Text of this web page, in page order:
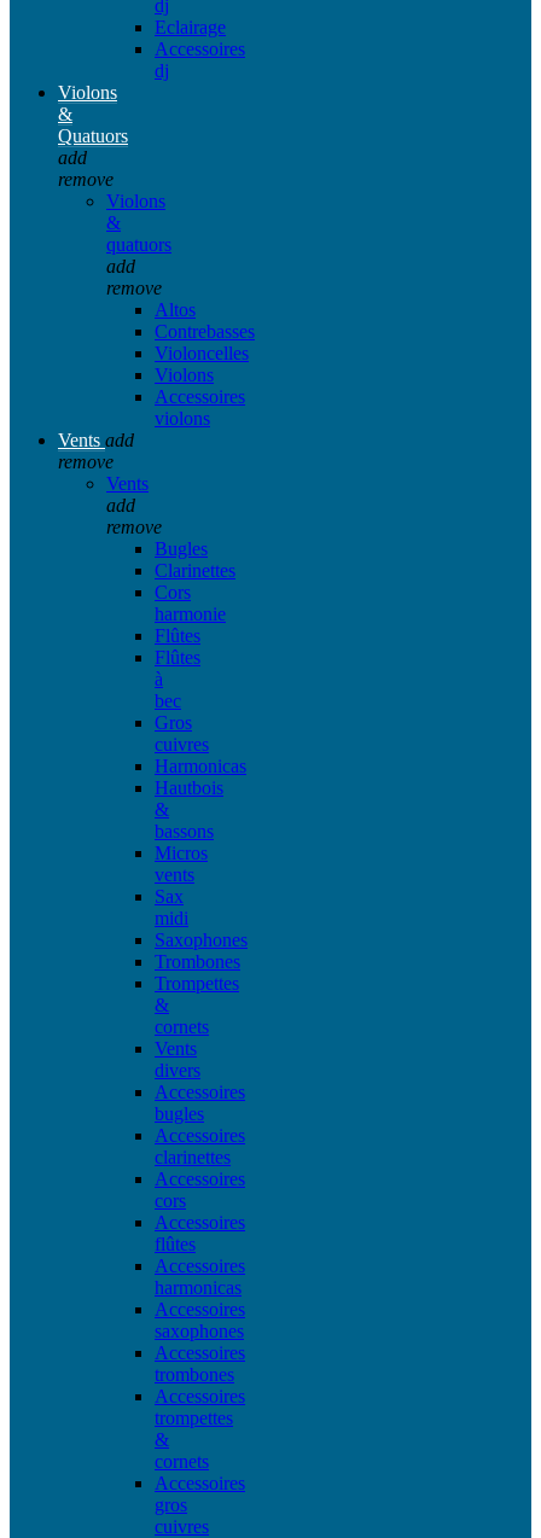
dj
Eclairage
Accessoires
dj
Violons
&
Quatuors
add
remove
Violons
&
quatuors
add
remove
Altos
Contrebasses
Violoncelles
Violons
Accessoires
violons
Vents add
remove
Vents
add
remove
Bugles
Clarinettes
Cors
harmonie
Flûtes
Flûtes
à
bec
Gros
cuivres
Harmonicas
Hautbois
&
bassons
Micros
vents
Sax
midi
Saxophones
Trombones
Trompettes
&
cornets
Vents
divers
Accessoires
bugles
Accessoires
clarinettes
Accessoires
cors
Accessoires
flûtes
Accessoires
harmonicas
Accessoires
saxophones
Accessoires
trombones
Accessoires
trompettes
&
cornets
Accessoires
gros
cuivres